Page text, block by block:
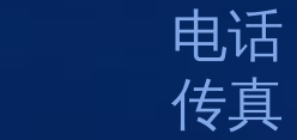
电话：
传真：